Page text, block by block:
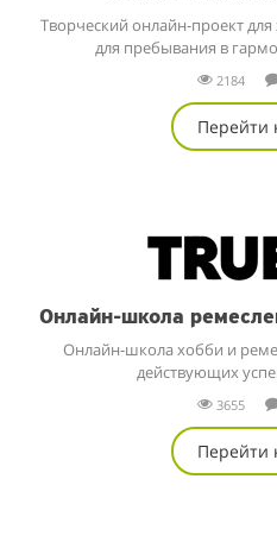
Творческий онлайн-проект
для пребывания в
2184
Перейти
Онлайн-школа
Онлайн-школа хобби и
действующих
3655
Перейти